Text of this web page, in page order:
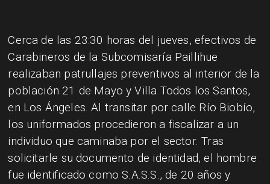
Cerca de las 23:30 horas del jueves, efectivos de
Carabineros de la Subcomisaría Paillihue
realizaban patrullajes preventivos al interior de la
población 21 de Mayo y Villa Todos los Santos,
en Los Ángeles. Al transitar por calle Río Biobío,
los uniformados procedieron a fiscalizar a un
individuo que caminaba por el sector. Tras
solicitarle su documento de identidad, el hombre
fue identificado como S.A.S.S., de 20 años y